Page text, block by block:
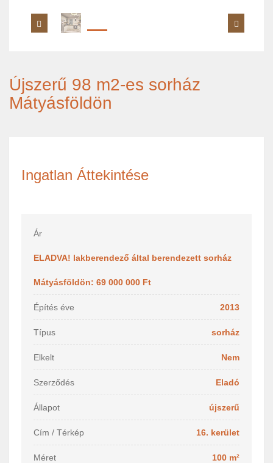
Újszerű 98 m2-es sorház
Mátyásföldön
Ingatlan Áttekintése
Ár
ELADVA! lakberendező által berendezett sorház
Mátyásföldön: 69 000 000 Ft
Építés éve 2013
Típus sorház
Elkelt Nem
Szerződés Eladó
Állapot újszerű
Cím / Térkép 16. kerület
Méret 100 m²